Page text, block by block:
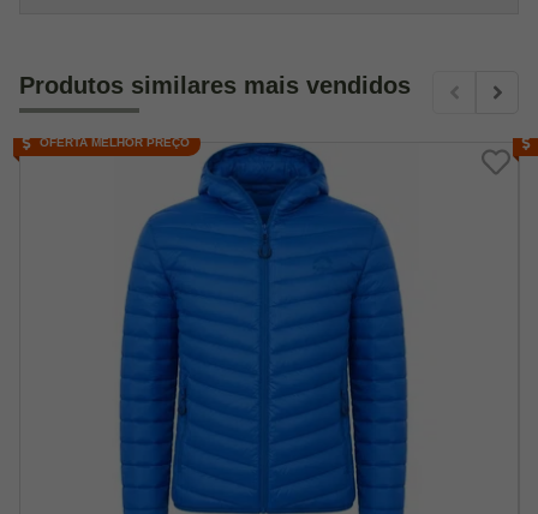
Produtos similares mais vendidos
OFERTA MELHOR PREÇO